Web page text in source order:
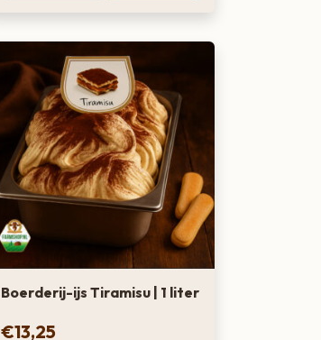
Boerderij-ijs Tiramisu | 1 liter
€13,25